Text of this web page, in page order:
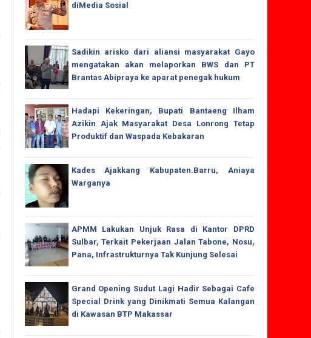
diMedia Sosial
Sadikin arisko dari aliansi masyarakat Gayo
mengatakan akan melaporkan BWS dan PT
Brantas Abipraya ke aparat penegak hukum
Hadapi Kekeringan, Bupati Bantaeng Ilham
Azikin Ajak Masyarakat Desa Lonrong Tetap
Produktif dan Waspada Kebakaran
Kades Ajakkang Kabupaten.Barru, Aniaya
Warganya
APMM Lakukan Unjuk Rasa di Kantor DPRD
Sulbar, Terkait Pekerjaan Jalan Tabone, Nosu,
Pana, Infrastrukturnya Tak Kunjung Selesai
Grand Opening Sudut Lagi Hadir Sebagai Cafe
Special Drink yang Dinikmati Semua Kalangan
di Kawasan BTP Makassar